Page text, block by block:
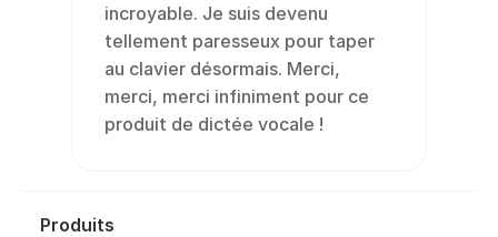
incroyable. Je suis devenu
tellement paresseux pour taper
au clavier désormais. Merci,
merci, merci infiniment pour ce
produit de dictée vocale !
Produits